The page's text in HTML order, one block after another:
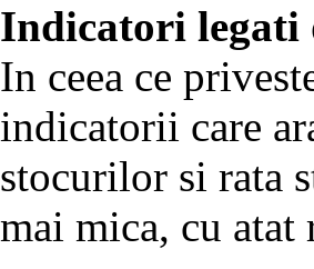
Indicatori legati
In ceea ce
indicatorii care
stocurilor si rata
mai mica, cu atat